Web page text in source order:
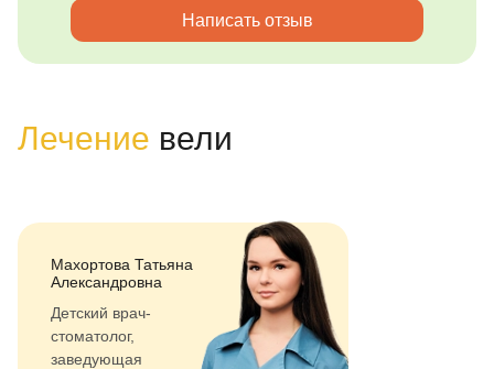
Написать отзыв
Лечение вели
Махортова Татьяна
Александровна
Детский врач-
стоматолог,
заведующая